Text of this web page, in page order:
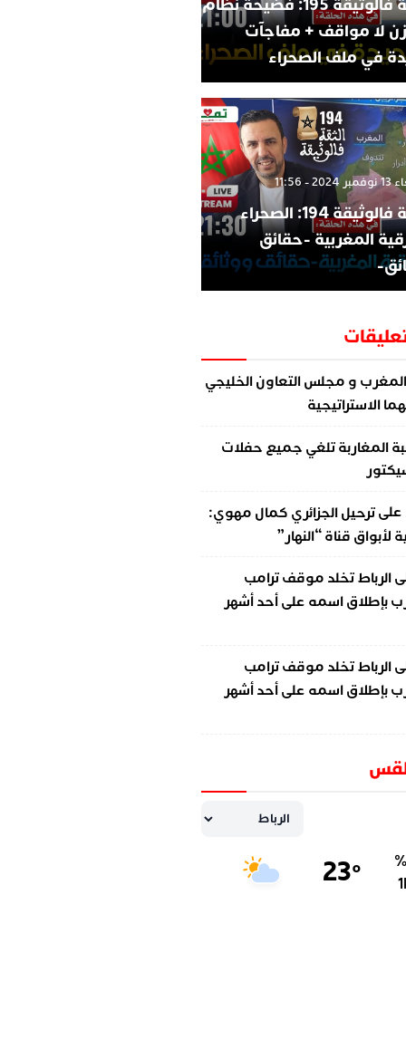
الثقة فالوثيقة 195: فضيحة نظام
لا مواقف + مفاجآت
في ملف الصحراء
- 11:56
الثقة فالوثيقة 194: الصحراء
المغربية -حقائق
المغرب و مجلس التعاون الخليجي
الاستراتيجية
المغاربة تلغي جميع حفلات
علىترحيل الجزائري كمال مهوي:
قناة “النهار”
الرباط تخلد موقف ترامب
بإطلاق اسمه على أحد أشهر
الرباط تخلد موقف ترامب
بإطلاق اسمه على أحد أشهر
%
1
23°